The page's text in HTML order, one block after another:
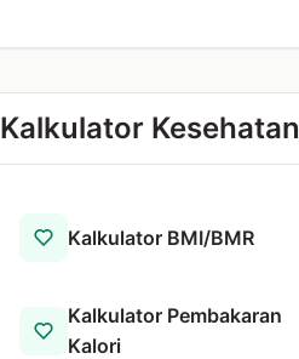
Kalkulator Kesehatan
Kalkulator BMI/BMR
Kalkulator Pembakaran
Kalori